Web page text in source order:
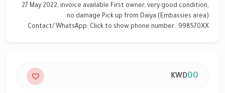
27 May 2022, invoice available First owner, very good condition,
no damage Pick up from Daiya (Embassies area)
Contact/WhatsApp: Click to show phone number.. ‎998570XX
00
KWD